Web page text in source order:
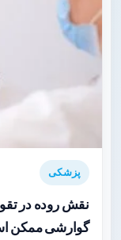
پزشکی
نقش روده در
گوارشی ممکن